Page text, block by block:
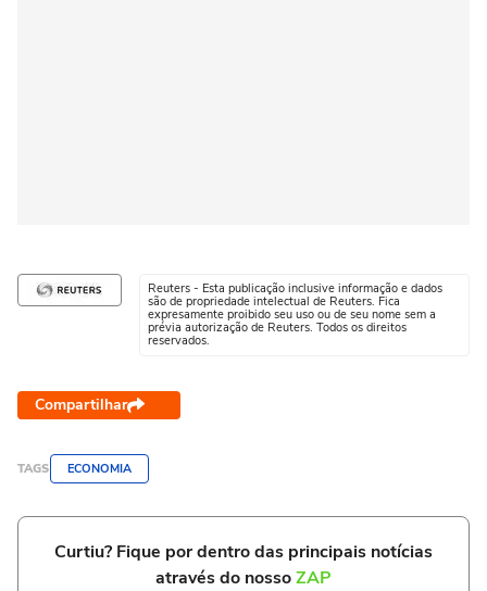
Reuters - Esta publicação inclusive informação e dados
são de propriedade intelectual de Reuters. Fica
expresamente proibido seu uso ou de seu nome sem a
prévia autorização de Reuters. Todos os direitos
reservados.
Compartilhar
TAGS ECONOMIA
Curtiu? Fique por dentro das principais notícias
através do nossoZAP